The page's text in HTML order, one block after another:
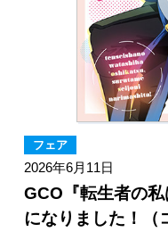
フェア
2026年6月11日
GCO『転生者の
になりました！